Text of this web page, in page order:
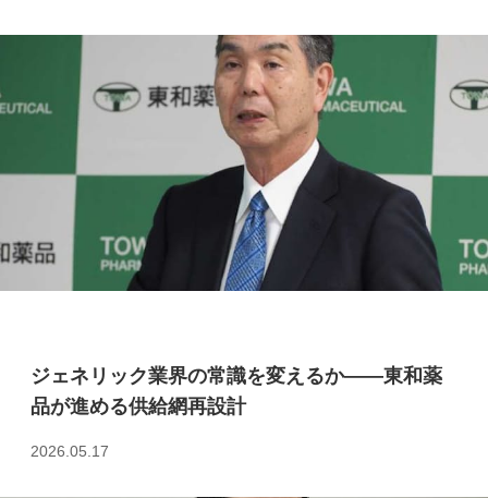
ジェネリック業界の常識を変えるか――東和薬
品が進める供給網再設計
2026.05.17